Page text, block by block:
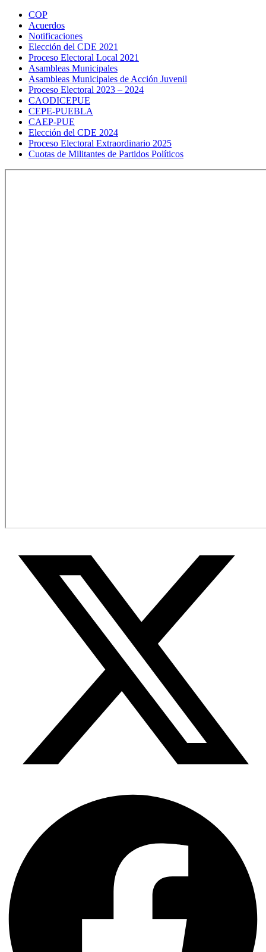
COP
Acuerdos
Notificaciones
Elección del CDE 2021
Proceso Electoral Local 2021
Asambleas Municipales
Asambleas Municipales de Acción Juvenil
Proceso Electoral 2023 – 2024
CAODICEPUE
CEPE-PUEBLA
CAEP-PUE
Elección del CDE 2024
Proceso Electoral Extraordinario 2025
Cuotas de Militantes de Partidos Políticos